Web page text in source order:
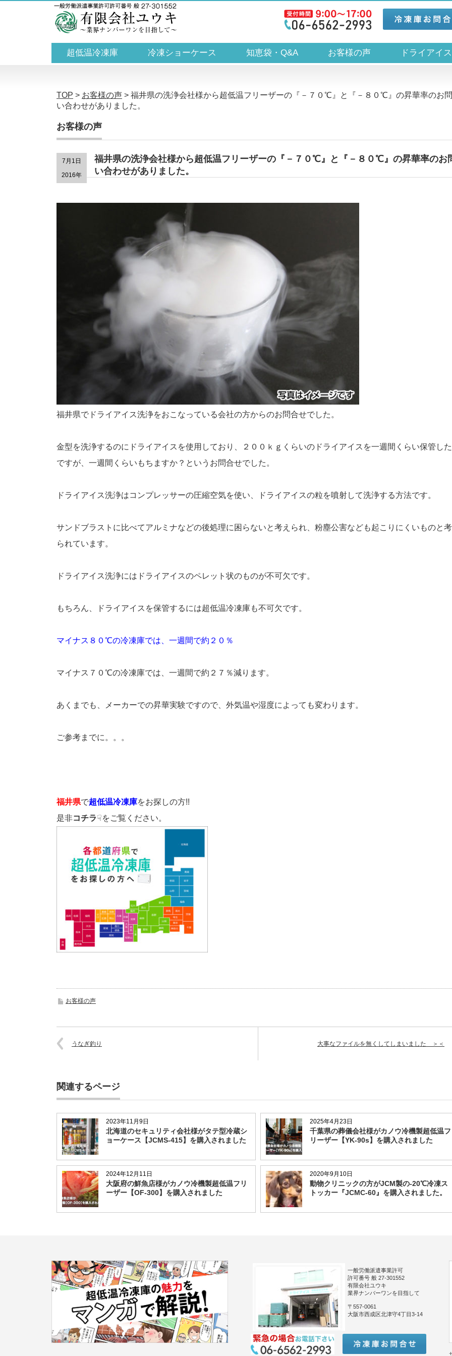
超低温冷凍庫 冷凍ショーケース 知恵袋・Q&A お客様の声 ドライア
TOP > お客様の声 > 福井県の洗浄会社様から超低温フリーザーの『－７０℃』と『－８０℃』の昇華率のお問
い合わせがありました。
お客様の声
7月1日
2016年
福井県の洗浄会社様から超低温フリーザーの『－７０℃』と『－８０℃』の昇華率のお
い合わせがありました。
福井県でドライアイス洗浄をおこなっている会社の方からのお問合せでした。
金型を洗浄するのにドライアイスを使用しており、２００ｋｇくらいのドライアイスを一週間くらい保管し
ですが、一週間くらいもちますか？というお問合せでした。
ドライアイス洗浄はコンプレッサーの圧縮空気を使い、ドライアイスの粒を噴射して洗浄する方法です。
サンドブラストに比べてアルミナなどの後処理に困らないと考えられ、粉塵公害なども起こりにくいものと
られています。
ドライアイス洗浄にはドライアイスのペレット状のものが不可欠です。
もちろん、ドライアイスを保管するには超低温冷凍庫も不可欠です。
マイナス８０℃の冷凍庫では、一週間で約２０％
マイナス７０℃の冷凍庫では、一週間で約２７％減ります。
あくまでも、メーカーでの昇華実験ですので、外気温や湿度によっても変わります。
ご参考までに。。。
福井県で超低温冷凍庫をお探しの方!!
是非コチラ☟をご覧ください。
お客様の声
うなぎ釣り 大事なファイルを無くしてしまいました ＞＜
関連するページ
2023年11月9日
北海道のセキュリティ会社様がタテ型冷蔵シ
ョーケース【JCMS-415】を購入されました
2025年4月23日
千葉県の葬儀会社様がカノウ冷機製超低温フ
リーザー【YK-90s】を購入されました
2024年12月11日
大阪府の鮮魚店様がカノウ冷機製超低温フリ
ーザー【OF-300】を購入されました
2020年9月10日
動物クリニックの方がJCM製の-20℃冷凍ス
トッカー『JCMC-60』を購入されました。
一般労働派遣事業許可
許可番号 般 27-301552
有限会社ユウキ
業界ナンバーワンを目指して
〒557-0061
大阪市西成区北津守4丁目3-14